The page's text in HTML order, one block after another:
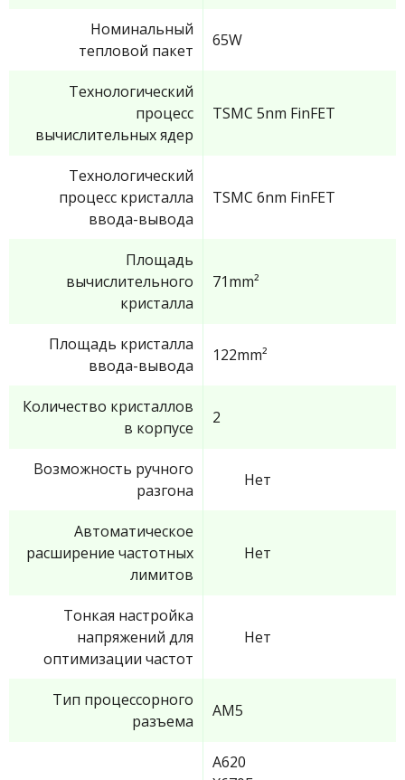
Номинальный
тепловой пакет
65W
Технологический
процесс
вычислительных ядер
TSMC 5nm FinFET
Технологический
процесс кристалла
ввода-вывода
TSMC 6nm FinFET
Площадь
вычислительного
кристалла
71mm²
Площадь кристалла
ввода-вывода
122mm²
Количество кристаллов
в корпусе
2
Возможность ручного
разгона
Нет
Автоматическое
расширение частотных
лимитов
Нет
Тонкая настройка
напряжений для
оптимизации частот
Нет
Тип процессорного
разъема
AM5
A620